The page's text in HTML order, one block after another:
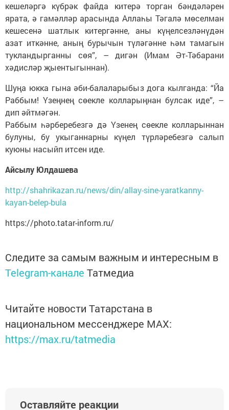
кешеләргә күбрәк файда китерә торган бәндәләрен
ярата, ә гамәлләр арасында Аллаһы Тәгалә мөселман
кешесенә шатлык китергәнне, аны күңелсезләнүдән
азат иткәнне, аның бурычын түләгәнне һәм тамагын
тукландырганны сөя”, – дигән (Имам Әт-Тәбарани
хәдисләр җыентыгыннан).
Шуңа юкка гына әби-балаларыбыз дога кылганда: “Йа
Раббым! Үзеңнең сөекле колларыңнан булсак иде”, –
дип әйтмәгән.
Раббым һәрберебезгә дә Үзенең сөекле колларыннан
булуны, бу укыганнарны күңел түрләребезгә салып
куюны насыйп итсен иде.
Айсылу Юлдашева
http://shahrikazan.ru/news/din/allay-sine-yaratkanny-
kayan-belep-bula
https://photo.tatar-inform.ru/
Следите за самым важным и интересным в
Telegram-канале Татмедиа
Читайте новости Татарстана в
национальном мессенджере MАХ:
https://max.ru/tatmedia
Оставляйте реакции